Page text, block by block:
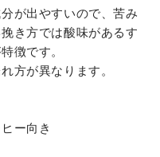
が出やすいので、苦み
き方では酸味があるす
徴です。
方が異なります。
ー向き